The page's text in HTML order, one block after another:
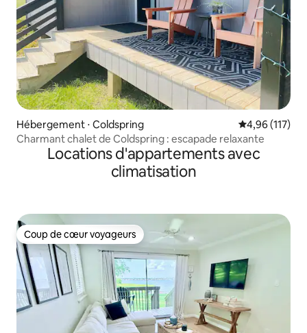
Hébergement ⋅ Coldspring Évaluation
4,96 (117)
Charmant chalet de Coldspring : escapade relaxante
Locations d'appartements avec
climatisation
Coup de cœur voyageurs
Coup de cœur voyageurs